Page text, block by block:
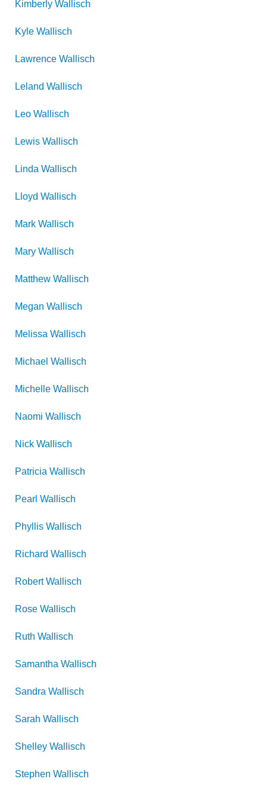
Kimberly Wallisch
Kyle Wallisch
Lawrence Wallisch
Leland Wallisch
Leo Wallisch
Lewis Wallisch
Linda Wallisch
Lloyd Wallisch
Mark Wallisch
Mary Wallisch
Matthew Wallisch
Megan Wallisch
Melissa Wallisch
Michael Wallisch
Michelle Wallisch
Naomi Wallisch
Nick Wallisch
Patricia Wallisch
Pearl Wallisch
Phyllis Wallisch
Richard Wallisch
Robert Wallisch
Rose Wallisch
Ruth Wallisch
Samantha Wallisch
Sandra Wallisch
Sarah Wallisch
Shelley Wallisch
Stephen Wallisch